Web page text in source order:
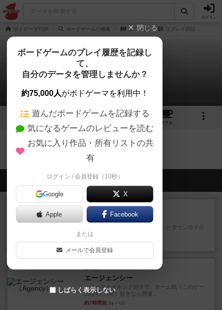
ログイン
ボドゲーマTOP ボードゲームの検索 オニトコ リプレイ日記
オニトコ
0件のリプレイ日記
13 1
カフェ
オニトコのトップに戻る
会員の新しい投稿
レビュー
カブラン
以前オインクゲームスから出ていたタウンロクロ
クというゲームのリメイク版...
約4時間前by ぽっぽーくるっぽー
エージェンシー
トリックテイキング好きで、チーム戦（このゲー
ムは4人専用）好きなら間違...
約7時間前 by ハロ
閉じる
ボードゲームのプレイ履歴を記録し
て、
自分のデータを管理しませんか？
約75,000人がボドゲーマを利用中！
遊んだボードゲームを記録する
気になるゲームのレビューを読む
お気に入り作品・所有リストの共
有
ログイン / 会員登録（10秒）
Google X
Apple Facebook
または
メールで会員登録
しばらく表示しない